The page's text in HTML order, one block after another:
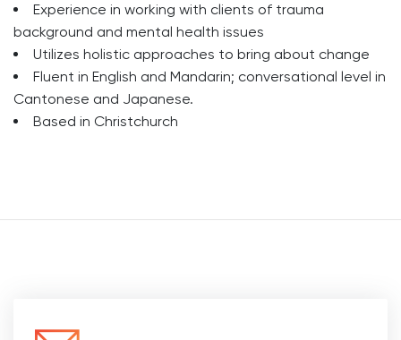
Experience in working with clients of trauma
background and mental health issues
Utilizes holistic approaches to bring about change
Fluent in English and Mandarin; conversational level in
Cantonese and Japanese.
Based in Christchurch